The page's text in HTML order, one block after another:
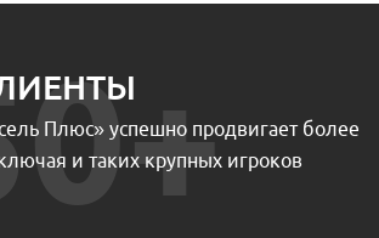
Плюс» успешно продвигает более
и таких крупных игроков